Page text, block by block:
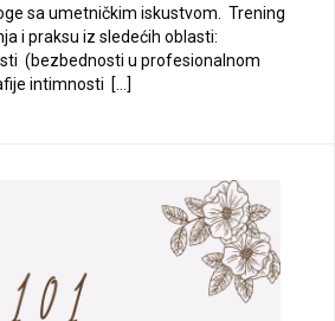
sa umetničkim iskustvom. Trening
i praksu iz sledećih oblasti:
(bezbednosti u profesionalnom
intimnosti […]